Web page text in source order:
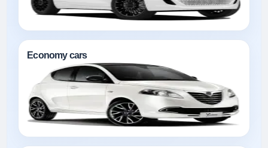
Economy cars